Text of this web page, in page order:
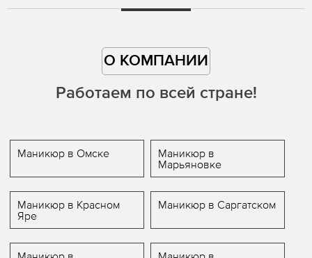
О КОМПАНИИ
Работаем по всей стране!
Маникюр в Омске
Маникюр в
Марьяновке
Маникюр в Красном
Яре
Маникюр в Саргатском